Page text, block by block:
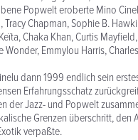
Popwelt eroberte Mino
Tracy Chapman, Sophie B.
Chaka Khan, Curtis
Wonder, Emmylou Harris,
dann 1999 endlich sein
Erfahrungsschatz
der Jazz- und Popwelt
Grenzen überschritt,
verpaßte.